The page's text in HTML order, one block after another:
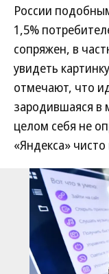
России
1,5%
сопряжен, в
увидеть
отмечают, что
зародившаяся в
целом себя не
«Яндекса»